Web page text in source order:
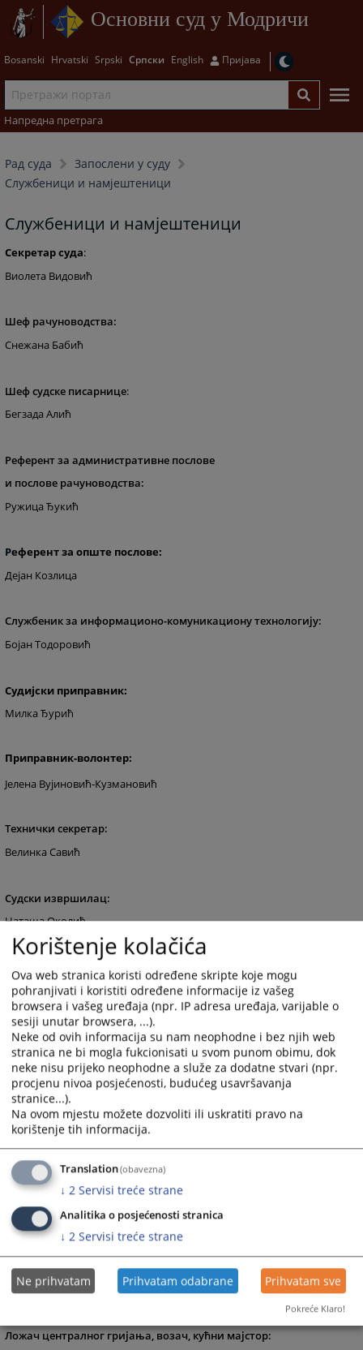
Основни суд у Модричи
Bosanski Hrvatski Srpski Српски English Пријава
Напредна претрага
Рад суда
Запослени у суду
Службеници и намјештеници
Службеници и намјештеници
Секретар суда:
Виолета Видовић
Шеф рачуноводства:
Снежана Бабић
Шеф судске писарнице:
Бегзада Алић
Референт за административне послове
и послове рачуноводства:
Ружица Ђукић
Референт за опште послове:
Дејан Козлица
Службеник за информационо-комуникациону технологију:
Бојан Тодоровић
Судијски приправник:
Милка Ђурић
Приправник-волонтер:
Јелена Вујиновић-Кузмановић
Технички секретар:
Велинка Савић
Судски извршилац:
Наташа Околић
Уписничари:
Данијела Башић
Драгана Марић
Дражена Петровић
Гордана Јелић
Слађана Секулић
Здравка Миладиновић
Дактилографи-записничари:
Денис Грабовац
Драгана Јелић
Горан Ковачевић
Слободанка Остојић
Станко Лукић
Весна Лончаревић
Ложач централног гријања, возач, кућни мајстор:
Korištenje kolačića
Ova web stranica koristi određene skripte koje mogu
pohranjivati i koristiti određene informacije iz vašeg
browsera i vašeg uređaja (npr. IP adresa uređaja, varijable o
sesiji unutar browsera, ...).
Neke od ovih informacija su nam neophodne i bez njih web
stranica ne bi mogla fukcionisati u svom punom obimu, dok
neke nisu prijeko neophodne a služe za dodatne stvari (npr.
procjenu nivoa posjećenosti, budućeg usavršavanja
stranice...).
Na ovom mjestu možete dozvoliti ili uskratiti pravo na
korištenje tih informacija.
Translation(obavezna)
↓ 2 Servisi treće strane
Analitika o posjećenosti stranica
↓ 2 Servisi treće strane
Ne prihvatam Prihvatam odabrane Prihvatam sve
Pokreće Klaro!